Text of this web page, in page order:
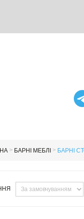
> БАРНІ МЕБЛІ > БАРНІ